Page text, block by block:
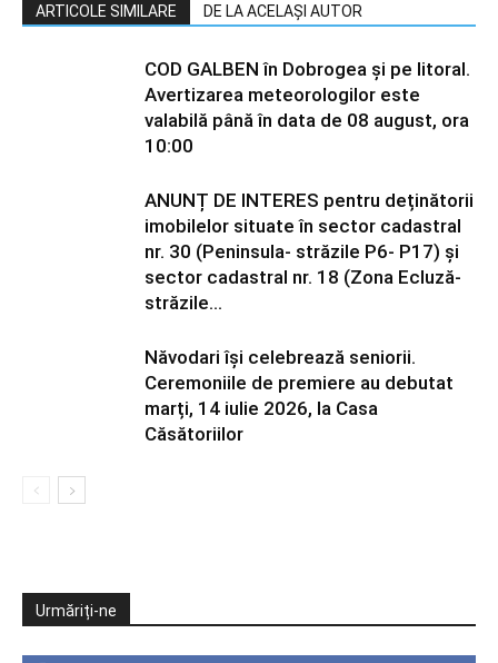
ARTICOLE SIMILARE DE LA ACELAȘI AUTOR
COD GALBEN în Dobrogea și pe litoral.
Avertizarea meteorologilor este
valabilă până în data de 08 august, ora
10:00
ANUNȚ DE INTERES pentru deținătorii
imobilelor situate în sector cadastral
nr. 30 (Peninsula- străzile P6- P17) și
sector cadastral nr. 18 (Zona Ecluză-
străzile...
Năvodari își celebrează seniorii.
Ceremoniile de premiere au debutat
marți, 14 iulie 2026, la Casa
Căsătoriilor
Urmăriți-ne